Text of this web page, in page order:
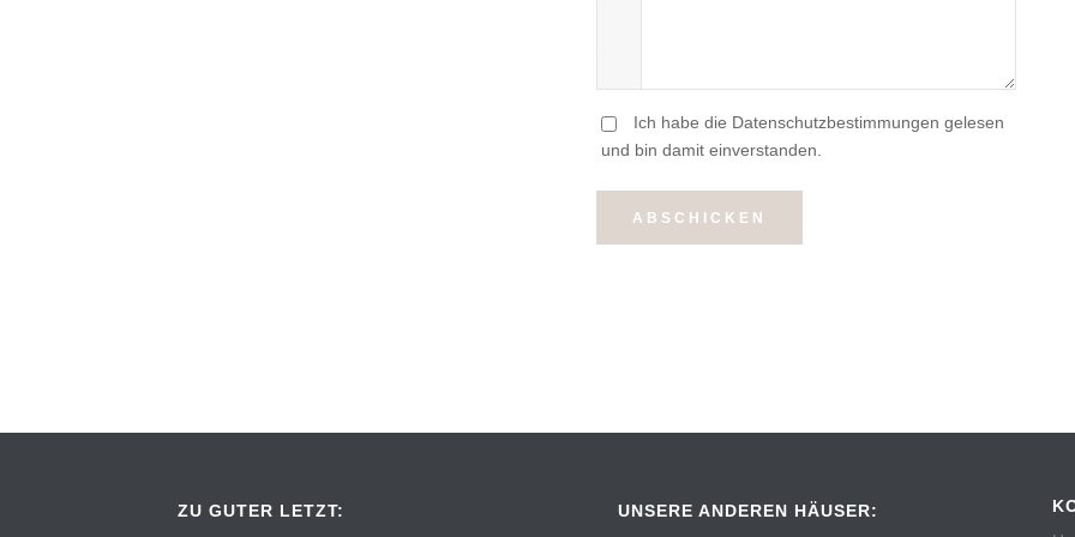
Ich habe die Datenschutzbestimmungen gelesen
und bin damit einverstanden.
ABSCHICKEN
ZU GUTER LETZT: UNSERE ANDEREN HÄUSER: